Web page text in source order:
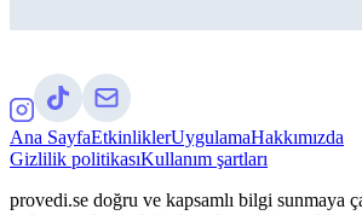
Ana SayfaEtkinliklerUygulamaHakkımızda
Gizlilik politikasıKullanım şartları
provedi.se doğru ve kapsamlı bilgi sunmaya